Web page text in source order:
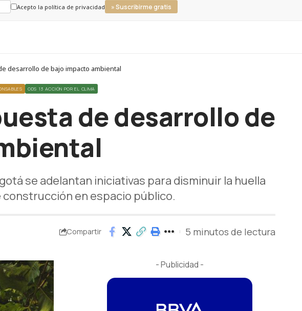
Acepto la política de privacidad » Suscribirme gratis
desarrollo de bajo impacto ambiental
ODS 13 ACCIÓN POR EL CLIMA
de desarrollo de
se adelantan iniciativas para disminuir la huella
en espacio público.
Compartir 5 minutos de lectura
- Publicidad -